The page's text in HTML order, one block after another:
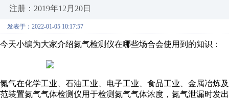
注册：2019年12月20日
发表于：2022-01-05 10:17:57
今天小编为大家介绍氮气检测仪在哪些场合会使用到的知识：
氮气在化学工业、石油工业、电子工业、食品工业、金属冶炼
范装置氮气气体检测仪用于检测氮气气体浓度，氮气泄漏时发